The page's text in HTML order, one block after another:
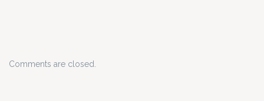
Comments are closed.